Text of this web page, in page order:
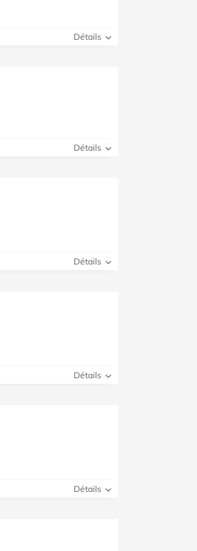
Détails
Détails
Détails
Détails
Détails